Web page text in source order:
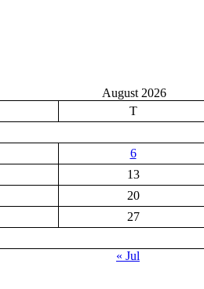
August 2026
T
6
13
20
27
« Jul